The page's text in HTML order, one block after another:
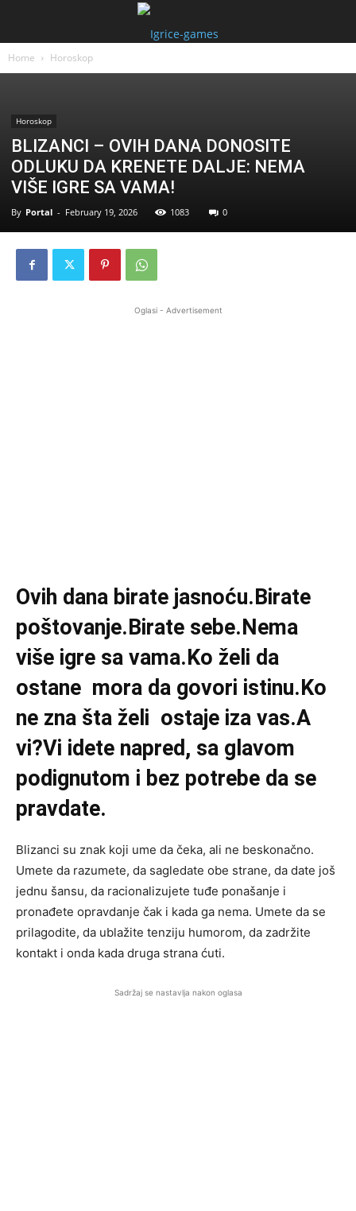
Home Horoskop
Horoskop
BLIZANCI – OVIH DANA DONOSITE
ODLUKU DA KRENETE DALJE: NEMA
VIŠE IGRE SA VAMA!
By Portal - February 19, 2026 1083 0
Oglasi - Advertisement
Ovih dana birate jasnoću.Birate
poštovanje.Birate sebe.Nema
više igre sa vama.Ko želi da
ostane mora da govori istinu.Ko
ne zna šta želi ostaje iza vas.A
vi?Vi idete napred, sa glavom
podignutom i bez potrebe da se
pravdate.
Blizanci su znak koji ume da čeka, ali ne beskonačno.
Umete da razumete, da sagledate obe strane, da date još
jednu šansu, da racionalizujete tuđe ponašanje i
pronađete opravdanje čak i kada ga nema. Umete da se
prilagodite, da ublažite tenziju humorom, da zadržite
kontakt i onda kada druga strana ćuti.
Sadržaj se nastavlja nakon oglasa